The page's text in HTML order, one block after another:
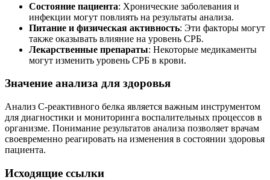
Состояние пациента: Хронические заболевания и
инфекции могут повлиять на результаты анализа.
Питание и физическая активность: Эти факторы могут
также оказывать влияние на уровень СРБ.
Лекарственные препараты: Некоторые медикаменты
могут изменить уровень СРБ в крови.
Значение анализа для здоровья
Анализ С-реактивного белка является важным инструментом
для диагностики и мониторинга воспалительных процессов в
организме. Понимание результатов анализа позволяет врачам
своевременно реагировать на изменения в состоянии здоровья
пациента.
Исходящие ссылки